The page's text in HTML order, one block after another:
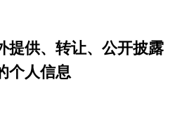
提供、转让、公开披露
个人信息